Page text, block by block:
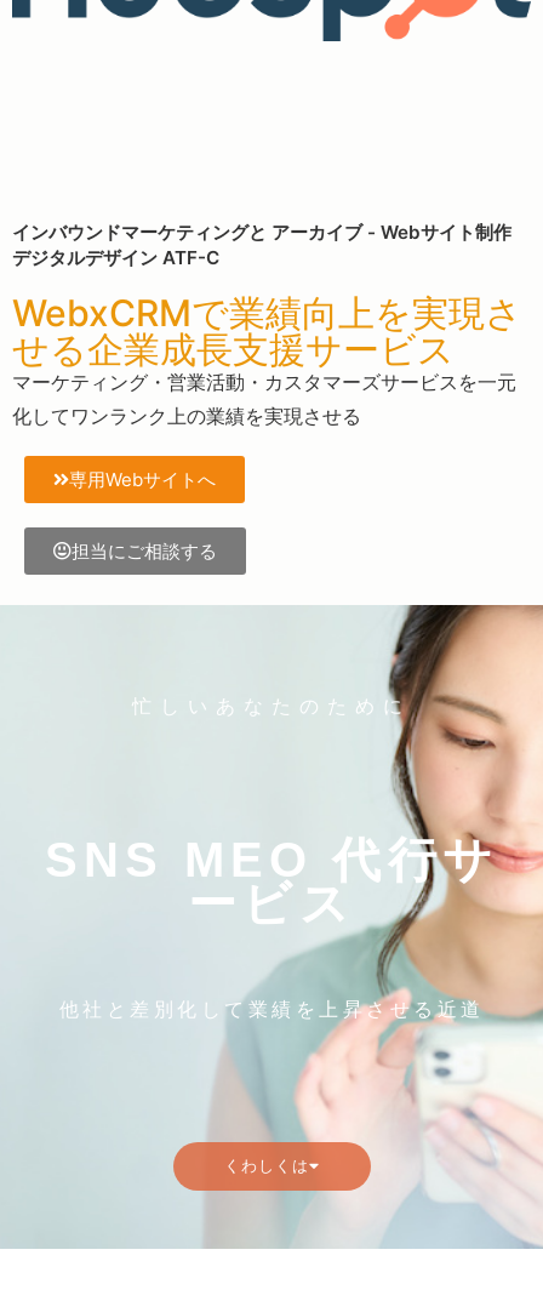
インバウンドマーケティングと アーカイブ - Webサイト制作
デジタルデザイン ATF-C
WebxCRMで業績向上を実現さ
せる企業成長支援サービス
マーケティング・営業活動・カスタマーズサービスを一元
化してワンランク上の業績を実現させる
専用Webサイトへ
担当にご相談する
忙しいあなたのために
SNS MEO 代行サ
ービス
他社と差別化して業績を上昇させる近道
くわしくは